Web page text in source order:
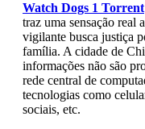
Watch Dogs 1 Torrent
traz uma sensação
vigilante busca justiça
família. A cidade de
informações não são
rede central de
tecnologias como
sociais, etc.